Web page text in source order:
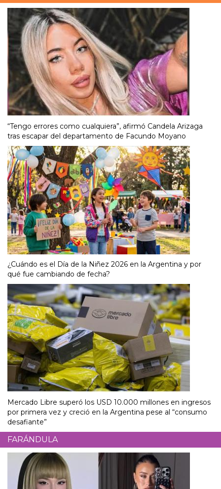
“Tengo errores como cualquiera”, afirmó Candela Arizaga
tras escapar del departamento de Facundo Moyano
¿Cuándo es el Día de la Niñez 2026 en la Argentina y por
qué fue cambiando de fecha?
Mercado Libre superó los USD 10.000 millones en ingresos
por primera vez y creció en la Argentina pese al “consumo
desafiante”
FARÁNDULA